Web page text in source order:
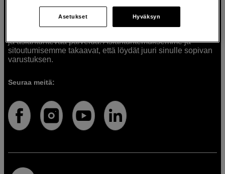
musiikin ja taiteen harrastajia. Oikeilla työkaluilla ideat
muuttuvat todellisuudeksi. Autamme sinua valitsemaan
ja asiantuntevaa palvelua. Asiantuntemuksemme ja
sitoutumisemme takaavat, että löydät juuri sinulle sopivan
varustuksen.
Seuraa meitä:
Asetukset Hyväksyn